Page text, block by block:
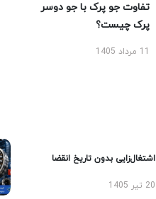
تفاوت جو پرک با جو دوسر
پرک چیست؟
11 مرداد 1405
اشتغال‌زایی بدون تاریخ انقضا
20 تیر 1405